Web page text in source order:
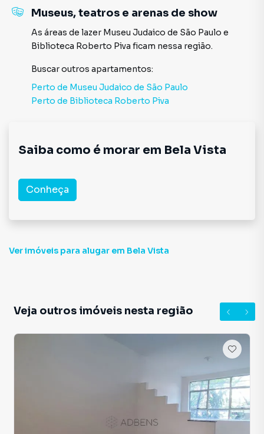
Museus, teatros e arenas de show
As áreas de lazer Museu Judaico de São Paulo e
Biblioteca Roberto Piva ficam nessa região.
Buscar outros apartamentos:
Perto de Museu Judaico de São Paulo
Perto de Biblioteca Roberto Piva
Saiba como é morar em Bela Vista
Conheça
Ver imóveis para alugar em Bela Vista
Veja outros imóveis nesta região